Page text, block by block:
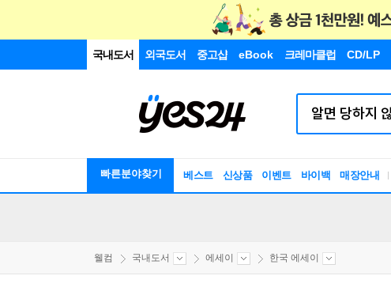
국내도서 외국도서 중고샵 eBook 크레마클럽 CD/LP
빠른분야찾기 베스트 신상품 이벤트 바이백 매장안내
웰컴 국내도서 에세이 한국 에세이